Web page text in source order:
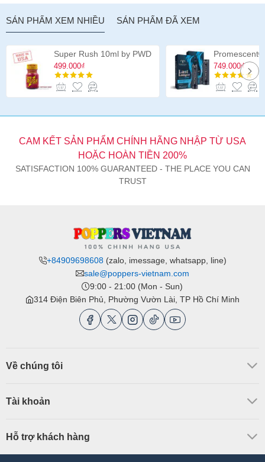
Jr.
Double
Header
inch
SẢN PHẨM XEM NHIỀU SẢN PHẨM ĐÃ XEM
Super Rush 10ml by PWD
499.000₫ 749.000₫
CAM KẾT SẢN PHẨM CHÍNH HÃNG NHẬP TỪ USA
HOẶC HOÀN TIỀN 200%
SATISFACTION 100% GUARANTEED - THE PLACE YOU CAN
TRUST
+84909698608(zalo, imessage, whatsapp, line)
sale@poppers-vietnam.com
9:00 - 21:00 (Mon - Sun)
314 Điện Biên Phủ, Phường Vườn Lài, TP Hồ Chí Minh
Về chúng tôi
Tài khoản
Hỗ trợ khách hàng